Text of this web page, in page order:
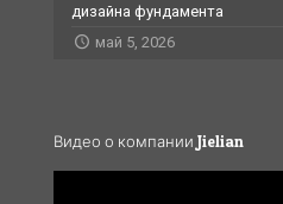
дизайна фундамента
май 5, 2026
Видео о компании Jielian